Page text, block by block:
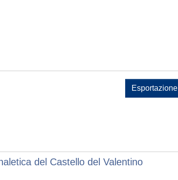
Esportazione
del Castello del Valentino